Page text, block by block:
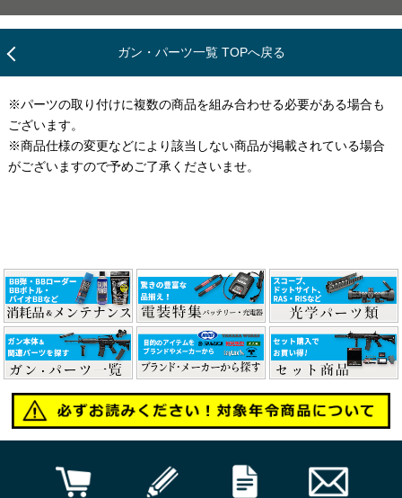
ガン・パーツ一覧 TOPへ戻る
※パーツの取り付けに複数の商品を組み合わせる必要がある場合も
ございます。
※商品仕様の変更などにより該当しない商品が掲載されている場合
がございますので予めご了承くださいませ。